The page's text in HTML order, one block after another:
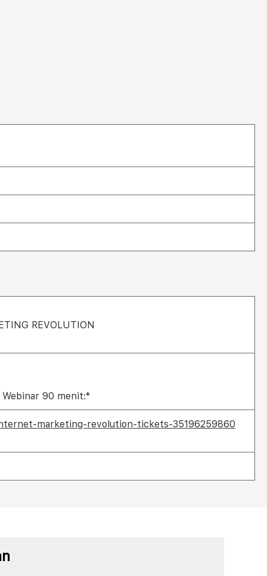
REVOLUTION
90 menit:*
marketing-revolution-tickets-35196259860